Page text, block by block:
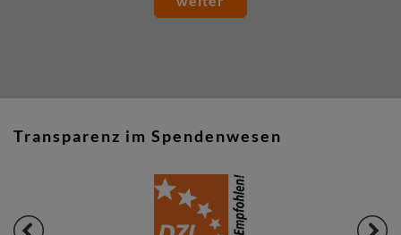
Transparenz im Spendenwesen